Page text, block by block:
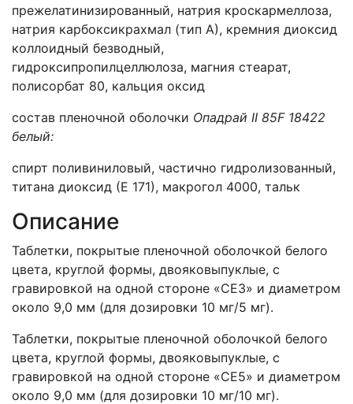
прежелатинизированный, натрия кроскармеллоза,
натрия карбоксикрахмал (тип А), кремния диоксид
коллоидный безводный,
гидроксипропилцеллюлоза, магния стеарат,
полисорбат 80, кальция оксид
состав пленочной оболочки Опадрай II 85F18422
белый:
спирт поливиниловый, частично гидролизованный,
титана диоксид (Е 171), макрогол 4000, тальк
Описание
Таблетки, покрытые пленочной оболочкой белого
цвета, круглой формы, двояковыпуклые, с
гравировкой на одной стороне «СЕ3» и диаметром
около 9,0 мм (для дозировки 10 мг/5 мг).
Таблетки, покрытые пленочной оболочкой белого
цвета, круглой формы, двояковыпуклые, с
гравировкой на одной стороне «СЕ5» и диаметром
около 9,0 мм (для дозировки 10 мг/10 мг).